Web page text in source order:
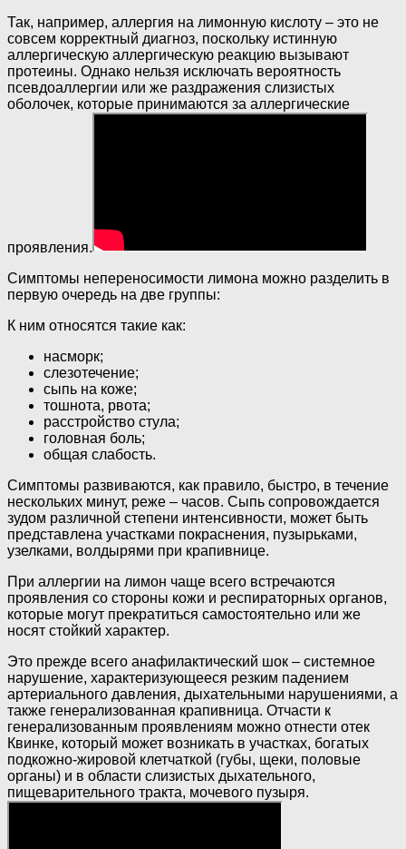
Так, например, аллергия на лимонную кислоту – это не
совсем корректный диагноз, поскольку истинную
аллергическую аллергическую реакцию вызывают
протеины. Однако нельзя исключать вероятность
псевдоаллергии или же раздражения слизистых
оболочек, которые принимаются за аллергические
проявления.
Симптомы непереносимости лимона можно разделить в
первую очередь на две группы:
К ним относятся такие как:
насморк;
слезотечение;
сыпь на коже;
тошнота, рвота;
расстройство стула;
головная боль;
общая слабость.
Симптомы развиваются, как правило, быстро, в течение
нескольких минут, реже – часов. Сыпь сопровождается
зудом различной степени интенсивности, может быть
представлена участками покраснения, пузырьками,
узелками, волдырями при крапивнице.
При аллергии на лимон чаще всего встречаются
проявления со стороны кожи и респираторных органов,
которые могут прекратиться самостоятельно или же
носят стойкий характер.
Это прежде всего анафилактический шок – системное
нарушение, характеризующееся резким падением
артериального давления, дыхательными нарушениями, а
также генерализованная крапивница. Отчасти к
генерализованным проявлениям можно отнести отек
Квинке, который может возникать в участках, богатых
подкожно-жировой клетчаткой (губы, щеки, половые
органы) и в области слизистых дыхательного,
пищеварительного тракта, мочевого пузыря.